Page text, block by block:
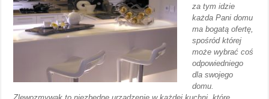
za tym idzie
każda Pani domu
ma bogatą ofertę,
spośród której
może wybrać coś
odpowiedniego
dla swojego
domu.